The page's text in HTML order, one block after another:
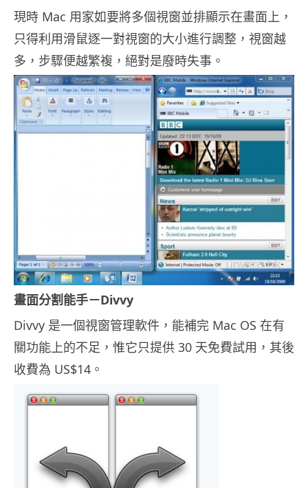
現時 Mac 用家如要將多個視窗並排顯示在畫面上，
只得利用滑鼠逐一對視窗的大小進行調整，視窗越
多，步驟便越繁複，絕對是廢時失事。
畫面分割能手－Divvy
Divvy 是一個視窗管理軟件，能補完 Mac OS 在有
關功能上的不足，惟它只提供 30 天免費試用，其後
收費為 US$14。